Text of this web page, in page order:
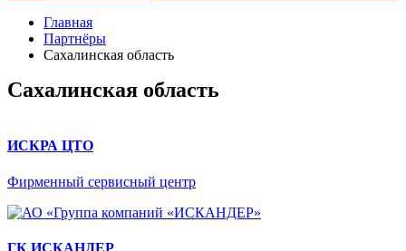
Главная
Партнёры
Сахалинская область
Сахалинская область
ИСКРА ЦТО
Фирменный сервисный центр
ГК ИСКАНДЕР